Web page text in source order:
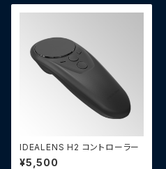
IDEALENS H2 コントローラー
¥5,500